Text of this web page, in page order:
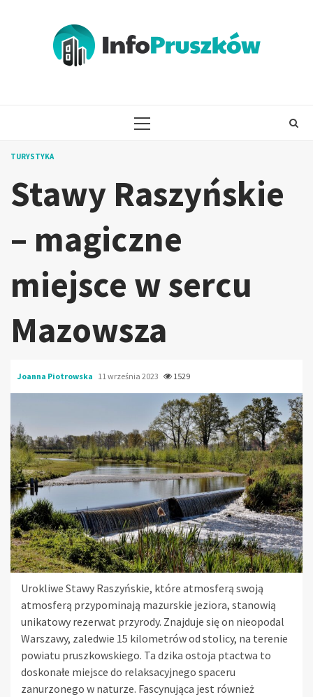
PRIMARY
TURYSTYKA
Stawy Raszyńskie
– magiczne
miejsce w sercu
Mazowsza
Joanna Piotrowska 11 września 2023 1529
Urokliwe Stawy Raszyńskie, które atmosferą swoją
atmosferą przypominają mazurskie jeziora, stanowią
unikatowy rezerwat przyrody. Znajduje się on nieopodal
Warszawy, zaledwie 15 kilometrów od stolicy, na terenie
powiatu pruszkowskiego. Ta dzika ostoja ptactwa to
doskonałe miejsce do relaksacyjnego spaceru
zanurzonego w naturze. Fascynująca jest również